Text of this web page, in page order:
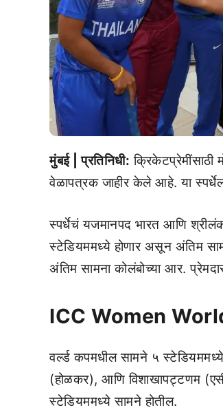
मुंबई | प्रतिनिधी:
वेळापत्रक जाहीर केले आहे. या
स्पर्धेचं यजमानपद भारत आणि
स्टेडियममध्ये होणार असून अंतिम
अंतिम सामना कोलंबोच्या आर.
ICC Women
वर्ल्ड कपमधील सामने ५
(होळकर), आणि विशाखापट्टणम
स्टेडियममध्ये सामने होतील.